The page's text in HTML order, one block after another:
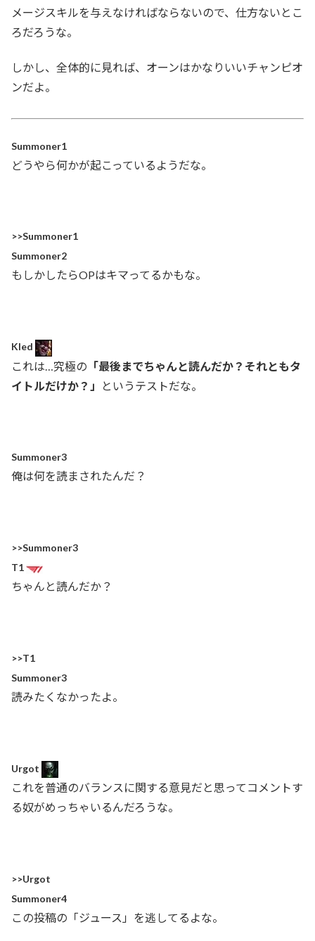
メージスキルを与えなければならないので、仕方ないとこ
ろだろうな。
しかし、全体的に見れば、オーンはかなりいいチャンピオ
ンだよ。
Summoner1
どうやら何かが起こっているようだな。
>>Summoner1
Summoner2
もしかしたらOPはキマってるかもな。
Kled
これは…究極の 「最後までちゃんと読んだか？それともタ
イトルだけか？」
というテストだな。
Summoner3
俺は何を読まされたんだ？
>>Summoner3
T1
ちゃんと読んだか？
>>T1
Summoner3
読みたくなかったよ。
Urgot
これを普通のバランスに関する意見だと思ってコメントす
る奴がめっちゃいるんだろうな。
>>Urgot
Summoner4
この投稿の「ジュース」を逃してるよな。